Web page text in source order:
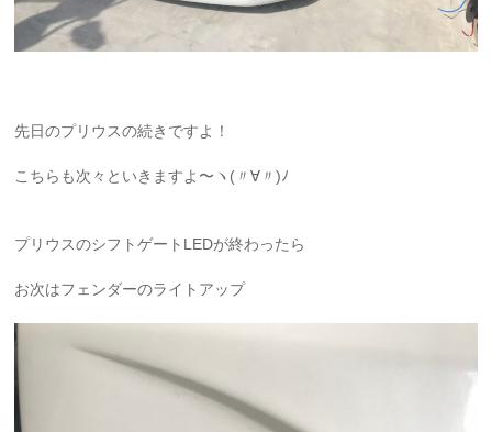
先日のプリウスの続きですよ！
こちらも次々といきますよ〜ヽ(〃∀〃)ﾉ
プリウスのシフトゲートLEDが終わったら
お次はフェンダーのライトアップ